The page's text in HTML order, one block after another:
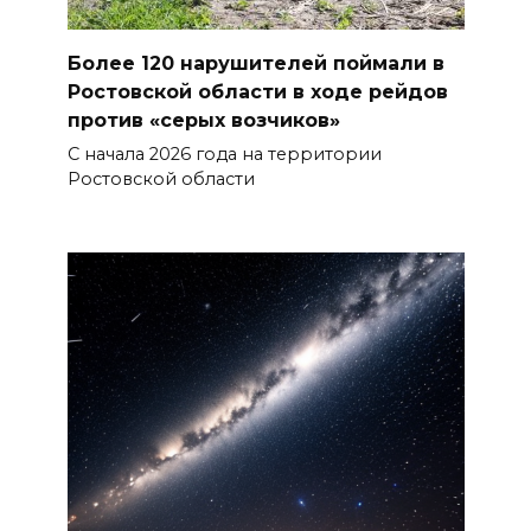
Бетон и влага: эксперт ЮФУ
объяснил, почему
ростовчанам тяжело
переносить жару
07 августа 2026 16:30
Украина. Страна вдов и
сирот...
07 августа 2026 16:11
В Чертковском районе
ремонтируют 2,85 км дороги к
трем хуторам по нацпроекту
07 августа 2026 15:50
Более 120 нарушителей поймали в
Ростовской области в ходе рейдов
против «серых возчиков»
С начала 2026 года на территории
Ростовской области